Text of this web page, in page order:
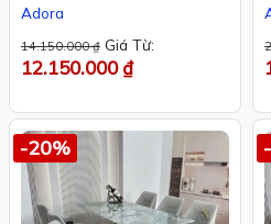
Adora
14.150.000₫ Giá Từ:
12.150.000₫
-20%